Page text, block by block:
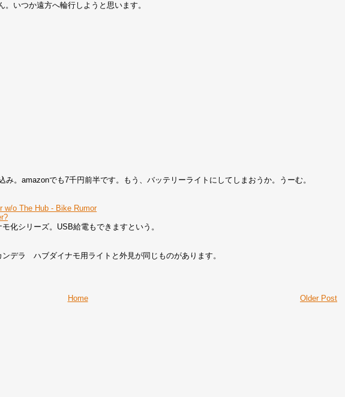
。いつか遠方へ輪行しようと思います。
。amazonでも7千円前半です。もう、バッテリーライトにしてしまおうか。うーむ。
w/o The Hub - Bike Rumor
化シリーズ。USB給電もできますという。
デラ ハブダイナモ用ライトと外見が同じものがあります。
Older Post
Home